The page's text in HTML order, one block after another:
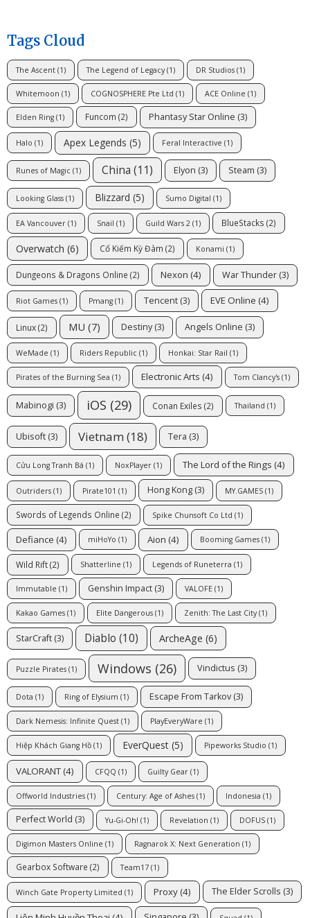
Tags Cloud
The Ascent (1) The Legend of Legacy(1) DR Studios (1)
Whitemoon (1) COGNOSPHERE Pte Ltd (1) ACE Online (1)
Elden Ring (1) Funcom (2) Phantasy Star Online (3)
Halo (1) Apex Legends (5) Feral Interactive (1)
Runes of Magic (1) China (11) Elyon (3) Steam (3)
Looking Glass (1) Blizzard (5) Sumo Digital (1)
EA Vancouver (1) Snail (1) Guild Wars 2 (1) BlueStacks (2)
Overwatch (6) Cổ Kiếm Kỳ Đàm (2) Konami (1)
Dungeons & Dragons Online (2) Nexon (4) War Thunder (3)
Riot Games (1) Pmang (1) Tencent (3) EVE Online (4)
Linux(2) MU (7) Destiny(3) Angels Online (3)
WeMade (1) Riders Republic (1) Honkai: Star Rail (1)
Pirates of the Burning Sea (1) Electronic Arts (4) Tom Clancy's (1)
Mabinogi (3) iOS (29) Conan Exiles (2) Thailand (1)
Ubisoft (3) Vietnam (18) Tera (3)
Cửu Long Tranh Bá (1) NoxPlayer (1) The Lord of the Rings (4)
Outriders (1) Pirate101 (1) Hong Kong (3) MY.GAMES (1)
Swords of Legends Online (2) Spike Chunsoft Co Ltd (1)
Defiance (4) miHoYo (1) Aion (4) Booming Games (1)
Wild Rift(2) Shatterline (1) Legends of Runeterra (1)
Immutable (1) Genshin Impact (3) VALOFE (1)
Kakao Games (1) Elite Dangerous (1) Zenith: The Last City(1)
StarCraft (3) Diablo (10) ArcheAge (6)
Puzzle Pirates (1) Windows (26) Vindictus (3)
Dota (1) Ring of Elysium (1) Escape From Tarkov (3)
Dark Nemesis: Infinite Quest (1) PlayEveryWare (1)
Hiệp Khách Giang Hồ (1) EverQuest (5) Pipeworks Studio (1)
VALORANT (4) CFQQ (1) Guilty Gear (1)
Offworld Industries (1) Century: Age of Ashes (1) Indonesia (1)
Perfect World (3) Yu-Gi-Oh! (1) Revelation (1) DOFUS (1)
Digimon Masters Online (1) Ragnarok X: Next Generation (1)
Gearbox Software (2) Team17 (1)
Winch Gate Property Limited (1) Proxy (4) The Elder Scrolls (3)